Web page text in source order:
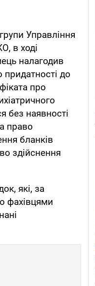
Управління
в ході
налагодив
до
про
без наявності
право
бланків
здійснення
які, за
фахівцями